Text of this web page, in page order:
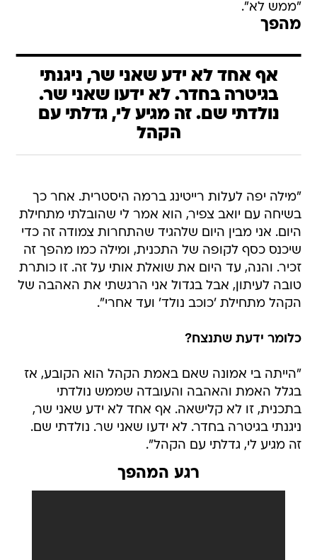
"ממש לא".
מהפך
אף אחד לא ידע שאני שר, ניגנתי
בגיטרה בחדר. לא ידעו שאני שר.
נולדתי שם. זה מגיע לי, גדלתי עם
הקהל
"מילה יפה לעלות רייטינג ברמה היסטרית. אחר כך
בשיחה עם יואב צפיר, הוא אמר לי שהובלתי מתחילת
היום. אני מבין היום שלהגיד שהתחרות צמודה זה כדי
שיכנס כסף לקופה של התכנית, ומילה כמו מהפך זה
זכיר. והנה, עד היום את שואלת אותי על זה. זו כותרת
טובה לעיתון, אבל בגדול אני הרגשתי את האהבה של
הקהל מתחילת 'כוכב נולד' ועד אחרי".
כלומר ידעת שתנצח?
"הייתה בי אמונה שאם באמת הקהל הוא הקובע, אז
בגלל האמת והאהבה והעובדה שממש נולדתי
בתכנית, זו לא קלישאה. אף אחד לא ידע שאני שר,
ניגנתי בגיטרה בחדר. לא ידעו שאני שר. נולדתי שם.
זה מגיע לי, גדלתי עם הקהל".
רגע המהפך